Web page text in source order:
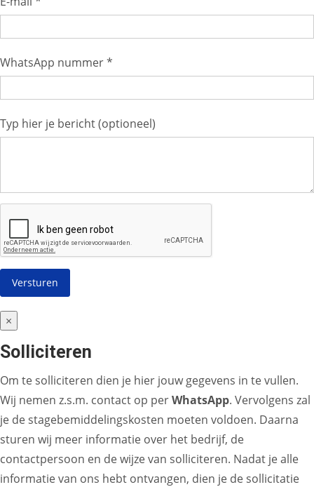
WhatsApp nummer *
Typ hier je bericht (optioneel)
×
Solliciteren
Om te solliciteren dien je hier jouw gegevens in te vullen.
Wij nemen z.s.m. contact op perWhatsApp. Vervolgens zal
je de stagebemiddelingskosten moeten voldoen. Daarna
sturen wij meer informatie over het bedrijf, de
contactpersoon en de wijze van solliciteren. Nadat je alle
informatie van ons hebt ontvangen, dien je de sollicitatie